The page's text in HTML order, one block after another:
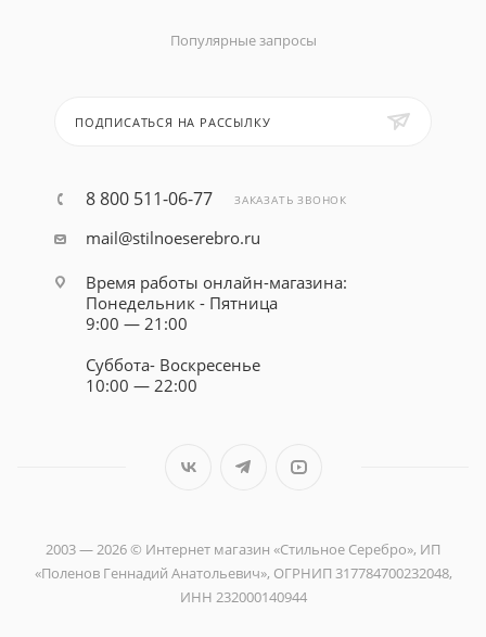
Популярные запросы
ПОДПИСАТЬСЯ НА РАССЫЛКУ
8 800 511-06-77 ЗАКАЗАТЬ ЗВОНОК
mail@stilnoeserebro.ru
Время работы онлайн-магазина:
Понедельник - Пятница
9:00 — 21:00
Суббота- Воскресенье
10:00 — 22:00
2003 — 2026 © Интернет магазин «Стильное Серебро», ИП
«Поленов Геннадий Анатольевич», ОГРНИП 317784700232048,
ИНН 232000140944